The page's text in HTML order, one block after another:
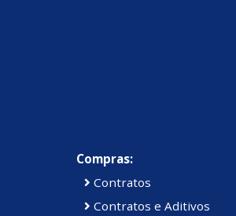
Compras:
Contratos
Contratos e Aditivos